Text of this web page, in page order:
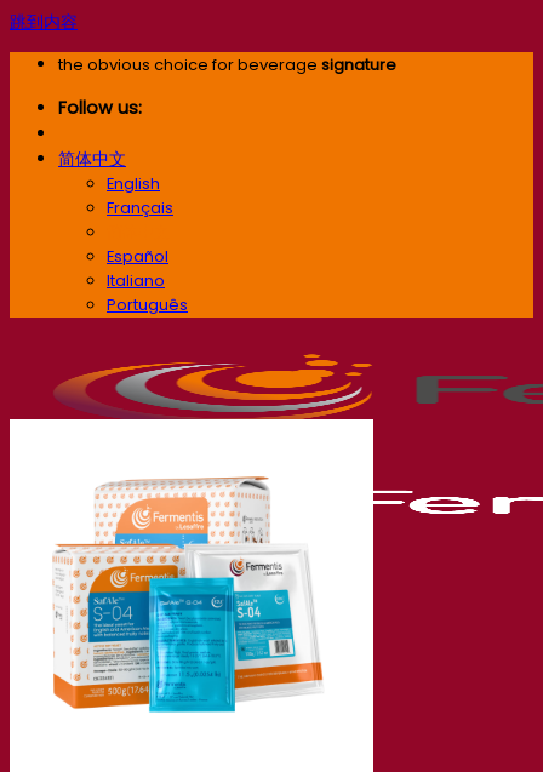
跳到内容
the obvious choice for beverage signature
Follow us:
简体中文
English
Français
Español
Italiano
Português
我们的公司
关于我们
发酵专家
Fermentis 园区